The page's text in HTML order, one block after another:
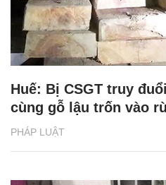
PHÁP LUẬT
Huế: Bị CSGT truy
cùng gỗ lậu trốn vào